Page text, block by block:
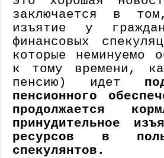
заключается в
изъятие у
финансовых
которые неминуемо
к тому времени,
пенсию) идет
пенсионного
продолжается
принудительное
ресурсов в
спекулянтов.